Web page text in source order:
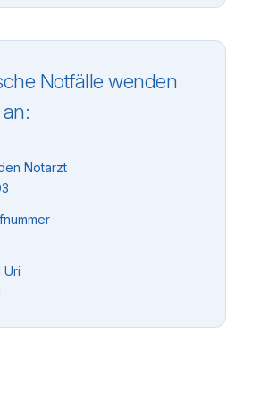
Notfälle wenden
Notarzt
Uri